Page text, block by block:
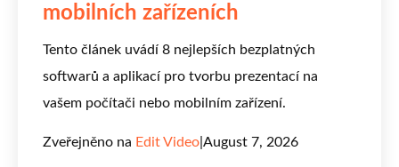
mobilních zařízeních
Tento článek uvádí 8 nejlepších bezplatných
softwarů a aplikací pro tvorbu prezentací na
vašem počítači nebo mobilním zařízení.
Zveřejněno na Edit Video August 7, 2026